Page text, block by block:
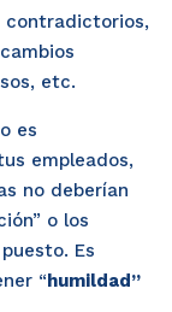
contradictorios,
etc.
es
empleados,
no deberían
o los
Es
“ humildad”